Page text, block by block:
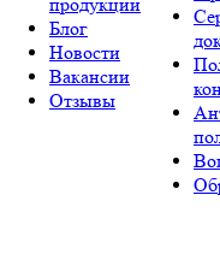
Блог
Новости
Вакансии
Отзывы